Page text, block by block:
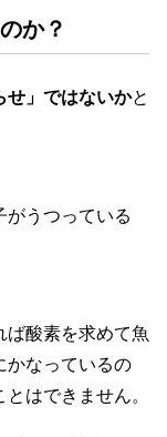
か？
せ」ではないかと
がうつっている
ば酸素を求めて魚
かなっているの
はできません。